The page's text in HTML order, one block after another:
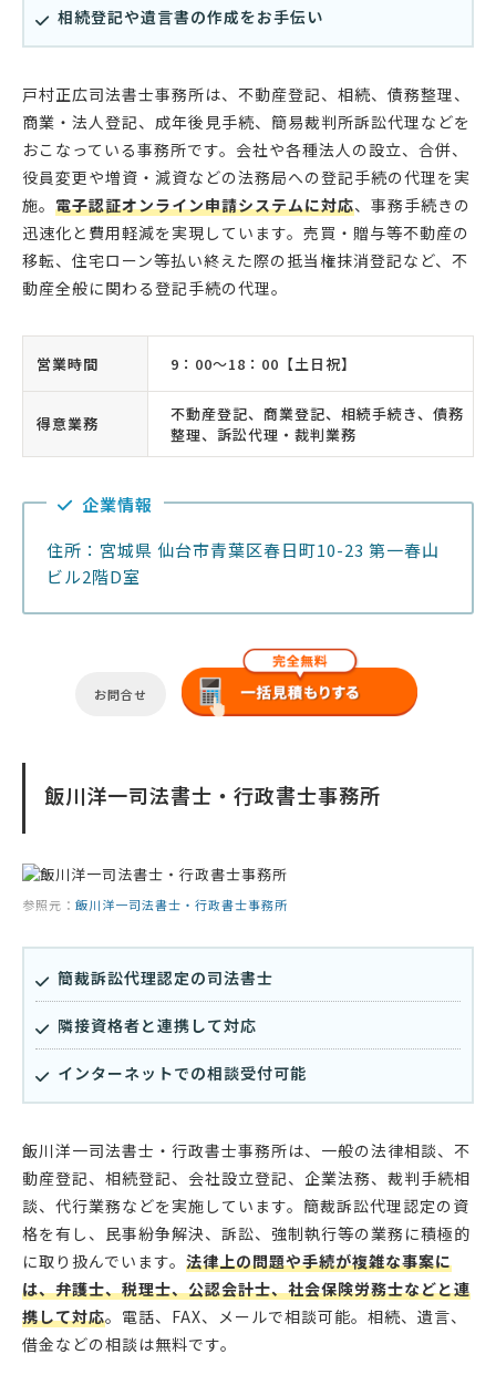
相続登記や遺言書の作成をお手伝い
戸村正広司法書士事務所は、不動産登記、相続、債務整理、
商業・法人登記、成年後見手続、簡易裁判所訴訟代理などを
おこなっている事務所です。会社や各種法人の設立、合併、
役員変更や増資・減資などの法務局への登記手続の代理を実
施。 電子認証オンライン申請システムに対応、事務手続きの
迅速化と費用軽減を実現しています。売買・贈与等不動産の
移転、住宅ローン等払い終えた際の抵当権抹消登記など、不
動産全般に関わる登記手続の代理。
営業時間 9：00〜18：00【土日祝】
得意業務
不動産登記、商業登記、相続手続き、債務
整理、訴訟代理・裁判業務
企業情報
住所：宮城県 仙台市青葉区春日町10-23 第一春山
ビル2階D室
お問合せ
飯川洋一司法書士・行政書士事務所
参照元： 飯川洋一司法書士・行政書士事務所
簡裁訴訟代理認定の司法書士
隣接資格者と連携して対応
インターネットでの相談受付可能
飯川洋一司法書士・行政書士事務所は、一般の法律相談、不
動産登記、相続登記、会社設立登記、企業法務、裁判手続相
談、代行業務などを実施しています。簡裁訴訟代理認定の資
格を有し、民事紛争解決、訴訟、強制執行等の業務に積極的
に取り扱んでいます。 法律上の問題や手続が複雑な事案に
は、弁護士、税理士、公認会計士、社会保険労務士などと連
携して対応。電話、FAX、メールで相談可能。相続、遺言、
借金などの相談は無料です。